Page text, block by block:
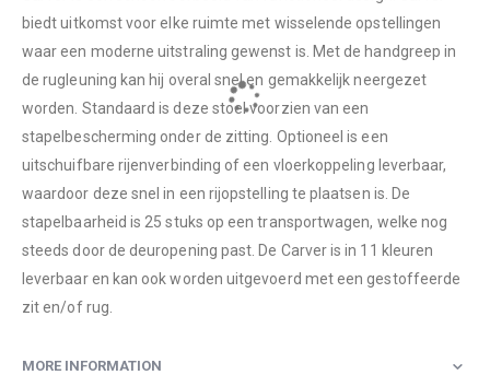
biedt uitkomst voor elke ruimte met wisselende opstellingen
waar een moderne uitstraling gewenst is. Met de handgreep in
de rugleuning kan hij overal snel en gemakkelijk neergezet
worden. Standaard is deze stoel voorzien van een
stapelbescherming onder de zitting. Optioneel is een
uitschuifbare rijenverbinding of een vloerkoppeling leverbaar,
waardoor deze snel in een rijopstelling te plaatsen is. De
stapelbaarheid is 25 stuks op een transportwagen, welke nog
steeds door de deuropening past. De Carver is in 11 kleuren
leverbaar en kan ook worden uitgevoerd met een gestoffeerde
zit en/of rug.
MORE INFORMATION